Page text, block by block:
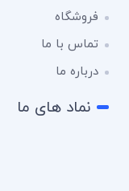
فروشگاه
تماس با ما
درباره ما
نماد های ما